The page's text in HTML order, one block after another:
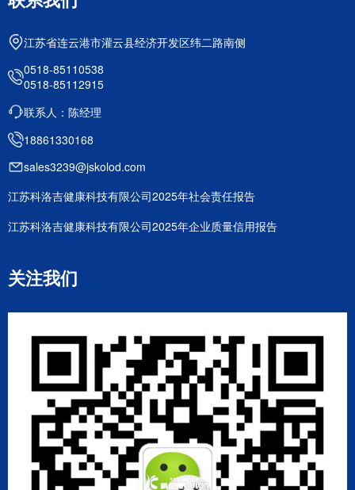
江苏省连云港市灌云县经济开发区纬二路南侧
0518-85110538
0518-85112915
联系人：陈经理
18861330168
sales3239@jskolod.com
江苏科洛吉健康科技有限公司2025年社会责任报告
江苏科洛吉健康科技有限公司2025年企业质量信用报告
关注我们